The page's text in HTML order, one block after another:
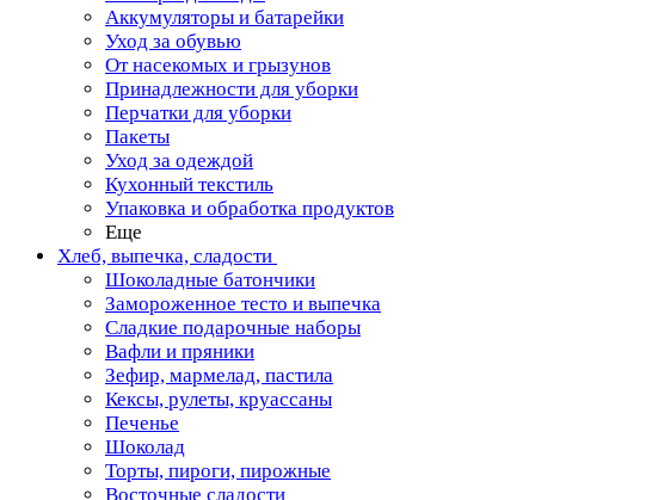
Аккумуляторы и батарейки
Уход за обувью
От насекомых и грызунов
Принадлежности для уборки
Перчатки для уборки
Пакеты
Уход за одеждой
Кухонный текстиль
Упаковка и обработка продуктов
Еще
Хлеб, выпечка, сладости
Шоколадные батончики
Замороженное тесто и выпечка
Сладкие подарочные наборы
Вафли и пряники
Зефир, мармелад, пастила
Кексы, рулеты, круассаны
Печенье
Шоколад
Торты, пироги, пирожные
Восточные сладости